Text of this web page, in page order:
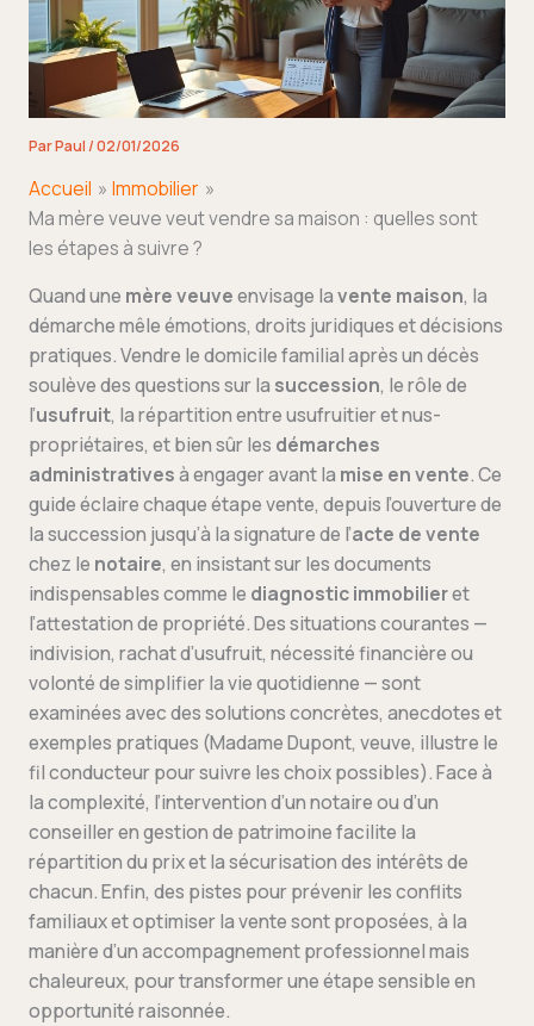
ParPaul/02/01/2026
Accueil
Immobilier
Ma mère veuve veut vendre sa maison : quelles sont
les étapes à suivre ?
Quand une mère veuveenvisage lavente maison, la
démarche mêle émotions, droits juridiques et décisions
pratiques. Vendre le domicile familial après un décès
soulève des questions sur la succession, le rôle de
l’usufruit, la répartition entre usufruitier et nus-
propriétaires, et bien sûr les démarches
administrativesà engager avant la mise en vente. Ce
guide éclaire chaque étape vente, depuis l’ouverture de
la succession jusqu’à la signature de l’acte de vente
chez le notaire, en insistant sur les documents
indispensables comme le diagnostic immobilieret
l’attestation de propriété. Des situations courantes —
indivision, rachat d’usufruit, nécessité financière ou
volonté de simplifier la vie quotidienne — sont
examinées avec des solutions concrètes, anecdotes et
exemples pratiques (Madame Dupont, veuve, illustre le
fil conducteur pour suivre les choix possibles). Face à
la complexité, l’intervention d’un notaire ou d’un
conseiller en gestion de patrimoine facilite la
répartition du prix et la sécurisation des intérêts de
chacun. Enfin, des pistes pour prévenir les conflits
familiaux et optimiser la vente sont proposées, à la
manière d’un accompagnement professionnel mais
chaleureux, pour transformer une étape sensible en
opportunité raisonnée.